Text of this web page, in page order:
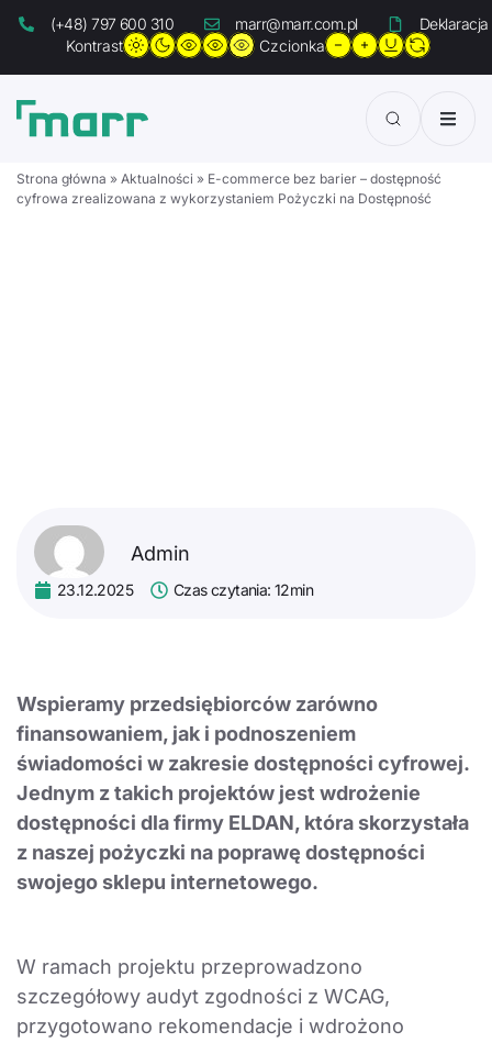
(+48) 797 600 310 marr@marr.com.pl
Kontrast
Czcionka
Aktualności
Strona główna » Aktualności » E-commerce bez barier – dostępność
cyfrowa zrealizowana z wykorzystaniem Pożyczki na Dostępność
Admin
23.12.2025 Czas czytania: 12min
Wspieramy przedsiębiorców zarówno
finansowaniem, jak i podnoszeniem
świadomości w zakresie dostępności cyfrowej.
Jednym z takich projektów jest wdrożenie
dostępności dla firmy ELDAN, która skorzystała
z naszej pożyczki na poprawę dostępności
swojego sklepu internetowego.
W ramach projektu przeprowadzono
szczegółowy audyt zgodności z WCAG,
przygotowano rekomendacje i wdrożono